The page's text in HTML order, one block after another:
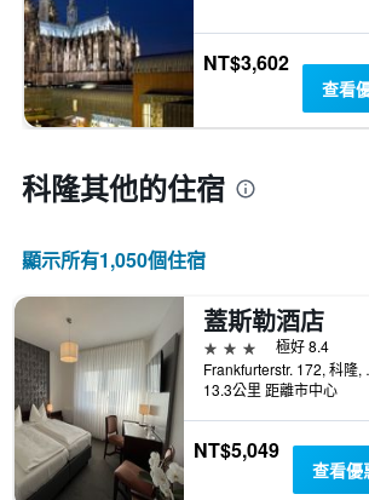
NT$3,602
查看
科隆​其他的住宿
顯示所有1,050​個住宿
蓋斯勒酒店
3星級
極好 8.4
13.3公里 距離市中心
NT$5,049
查看優